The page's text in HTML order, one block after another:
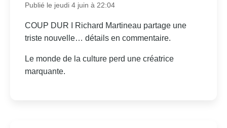
Publié le jeudi 4 juin à 22:04
COUP DUR I Richard Martineau partage une
triste nouvelle… détails en commentaire.
Le monde de la culture perd une créatrice
marquante.